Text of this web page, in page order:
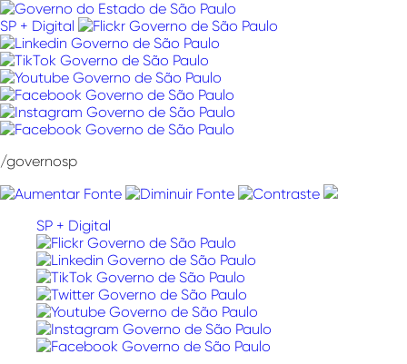
Pular
para
o
conteúdo
SP + Digital
/governosp
SP + Digital